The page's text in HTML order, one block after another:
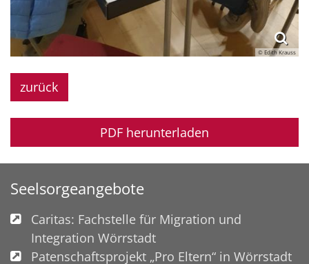
© Edith Krauss
zurück
PDF herunterladen
Seelsorgeangebote
Caritas: Fachstelle für Migration und
Integration Wörrstadt
Patenschaftsprojekt „Pro Eltern“ in Wörrstadt